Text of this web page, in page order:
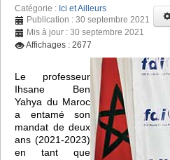
Catégorie : Ici et Ailleurs
Publication : 30 septembre 2021
Mis à jour : 30 septembre 2021
Affichages : 2677
Le professeur
Ihsane Ben
Yahya du Maroc
a entamé son
mandat de deux
ans (2021-2023)
en tant que